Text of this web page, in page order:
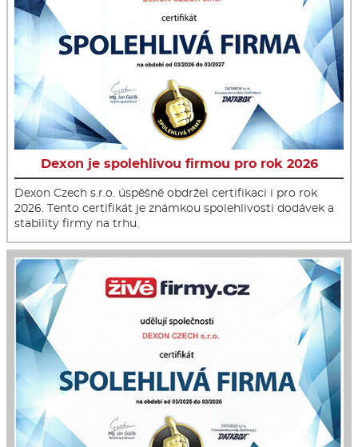
Dexon je spolehlivou firmou pro rok 2026
Dexon Czech s.r.o. úspěšně obdržel certifikaci i pro rok
2026. Tento certifikát je známkou spolehlivosti dodávek a
stability firmy na trhu.